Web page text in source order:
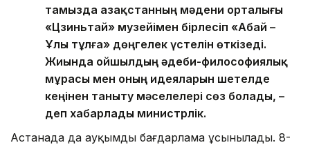
тамызда Қазақстанның мәдени орталығы
«Цзиньтай» музейімен бірлесіп «Абай –
Ұлы тұлға» дөңгелек үстелін өткізеді.
Жиында ойшылдың әдеби-философиялық
мұрасы мен оның идеяларын шетелде
кеңінен таныту мәселелері сөз болады, –
деп хабарлады министрлік.
Астанада да ауқымды бағдарлама ұсынылады. 8-